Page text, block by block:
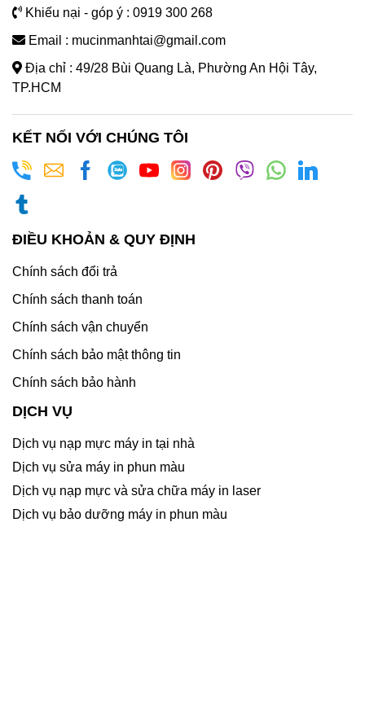
Khiếu nại - góp ý : 0919 300 268
Email : mucinmanhtai@gmail.com
Địa chỉ : 49/28 Bùi Quang Là, Phường An Hội Tây,
TP.HCM
KẾT NỐI VỚI CHÚNG TÔI
ĐIỀU KHOẢN & QUY ĐỊNH
Chính sách đổi trả
Chính sách thanh toán
Chính sách vận chuyển
Chính sách bảo mật thông tin
Chính sách bảo hành
DỊCH VỤ
Dịch vụ nạp mực máy in tại nhà
Dịch vụ sửa máy in phun màu
Dịch vụ nạp mực và sửa chữa máy in laser
Dịch vụ bảo dưỡng máy in phun màu